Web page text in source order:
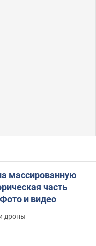
массированную
часть
и видео
дроны